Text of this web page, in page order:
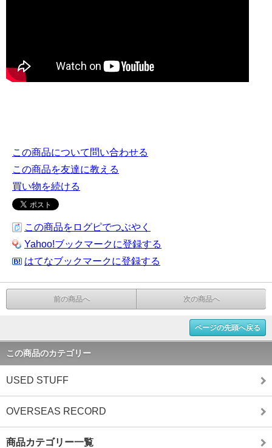
この商品について問い合わせる
この商品を友達に教える
買い物を続ける
この商品をログピでつぶやく
Yahoo!ブックマークに登録する
はてなブックマークに登録する
前の商品へ 次の商品へ
ページの先頭へ戻る
この商品のカテゴリー
USED STUFF
OVERSEAS RECORD
商品カテゴリー一覧